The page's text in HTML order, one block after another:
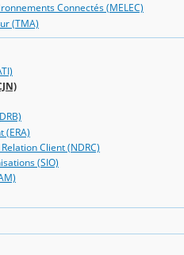
Connectés (MELEC)
(TMA)
(ERA)
Client (NDRC)
(SIO)